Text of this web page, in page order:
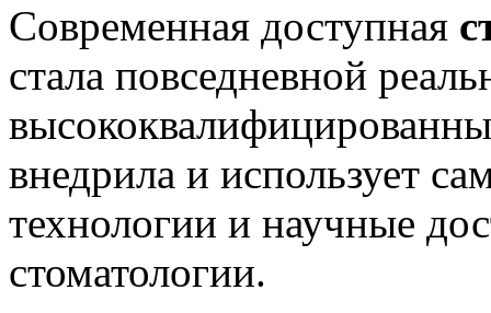
Современная доступная
стала повседневной
внедрила и использует
технологии и научные
стоматологии.